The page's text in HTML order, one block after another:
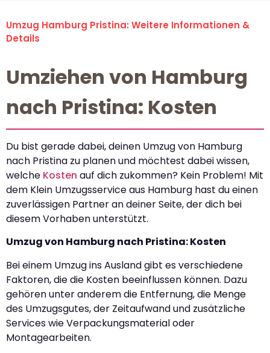
Umzug Hamburg Pristina: Weitere Informationen &
Details
Umziehen von Hamburg
nach Pristina: Kosten
Du bist gerade dabei, deinen Umzug von Hamburg
nach Pristina zu planen und möchtest dabei wissen,
welche Kosten auf dich zukommen? Kein Problem! Mit
dem Klein Umzugsservice aus Hamburg hast du einen
zuverlässigen Partner an deiner Seite, der dich bei
diesem Vorhaben unterstützt.
Umzug von Hamburg nach Pristina: Kosten
Bei einem Umzug ins Ausland gibt es verschiedene
Faktoren, die die Kosten beeinflussen können. Dazu
gehören unter anderem die Entfernung, die Menge
des Umzugsgutes, der Zeitaufwand und zusätzliche
Services wie Verpackungsmaterial oder
Montagearbeiten.